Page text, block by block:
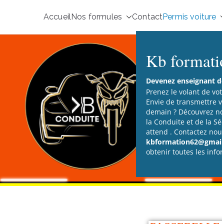
AccueilNos formules ContactPermis voiture
Kb
Devenez enseignant
Prenez le volant de
Envie de transmettre
demain ? Découvrez
la Conduite et de la
attend . Contactez
obtenir toutes les